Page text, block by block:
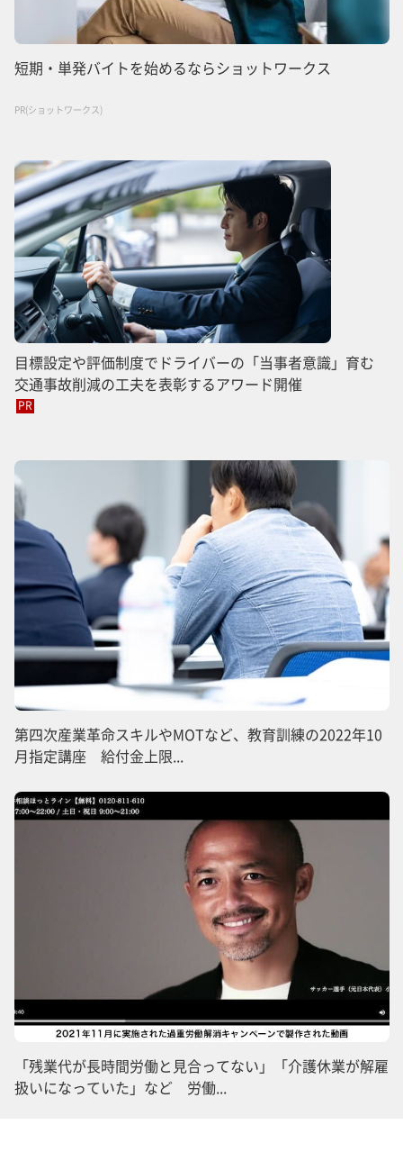
短期・単発バイトを始めるならショットワークス
PR(ショットワークス)
目標設定や評価制度でドライバーの「当事者意識」育む
交通事故削減の工夫を表彰するアワード開催
PR
第四次産業革命スキルやMOTなど、教育訓練の2022年10
月指定講座 給付金上限...
「残業代が長時間労働と見合ってない」「介護休業が解雇
扱いになっていた」など 労働...